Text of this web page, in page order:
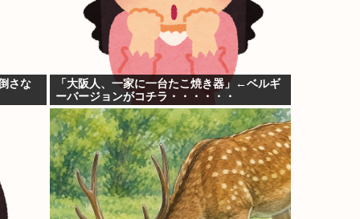
さな
「大阪人、一家に一台たこ焼き器」←ベルギ
ーバージョンがコチラ・・・・・・